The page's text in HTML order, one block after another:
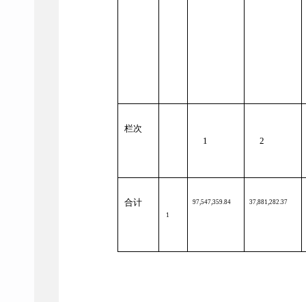
栏次
1
2
合计
1
97,547,359.84 37,881,282.37